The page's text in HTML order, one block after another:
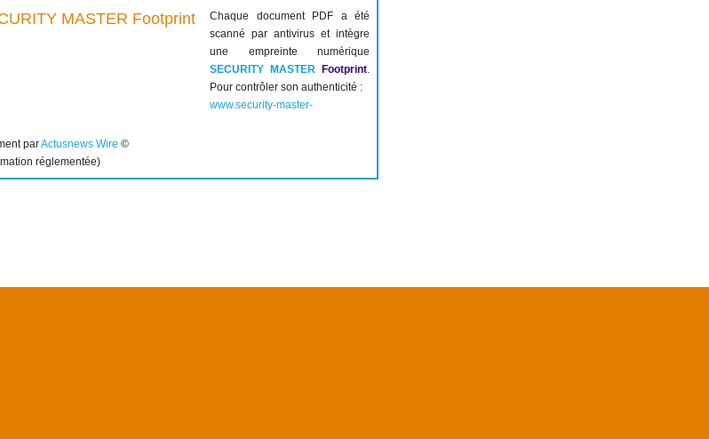
Chaque document PDF a été
scanné par antivirus et intègre
une empreinte numérique
SECURITY MASTER Footprint.
Pour contrôler son authenticité :
www.security-master-
parActusnews Wire ©
réglementée)